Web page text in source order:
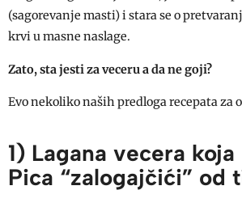
(sagorevanje masti) i stara se o
krvi u masne naslage.
Zato, sta jesti za veceru a da ne goji?
Evo nekoliko naših predloga recepata za
1) Lagana vecera
Pica “zalogajčići” od